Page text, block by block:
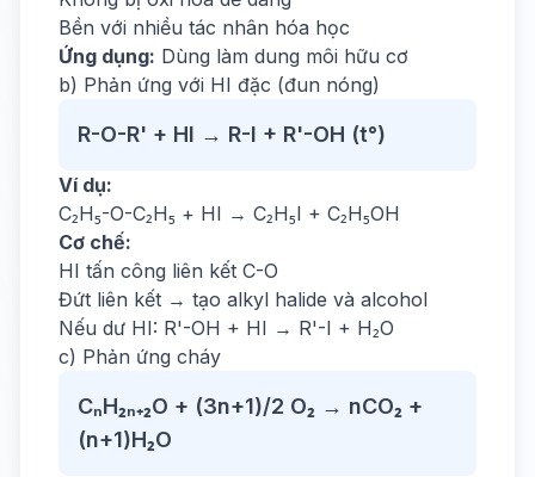
Bền với nhiều tác nhân hóa học
Ứng dụng: Dùng làm dung môi hữu cơ
b) Phản ứng với HI đặc (đun nóng)
R-O-R' + HI → R-I + R'-OH (t°)
Ví dụ:
C₂H₅-O-C₂H₅ + HI → C₂H₅I + C₂H₅OH
Cơ chế:
HI tấn công liên kết C-O
Đứt liên kết → tạo alkyl halide và alcohol
Nếu dư HI: R'-OH + HI → R'-I + H₂O
c) Phản ứng cháy
CₙH₂ₙ₊₂O + (3n+1)/2 O₂ → nCO₂ +
(n+1)H₂O